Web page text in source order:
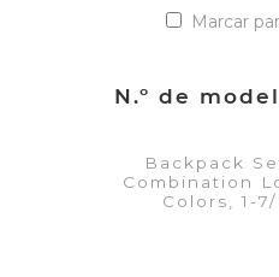
Marcar
N.º de
Backpack
Combination
Colors, 1-